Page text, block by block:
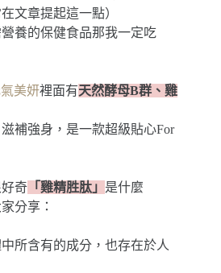
文章提起這一點）
養的保健食品那我一定吃
美妍裡面有天然酵母B群、雞
補強身，是一款超級貼心For
奇 「雞精胜肽」 是什麼
分享：
所含有的成分，也存在於人